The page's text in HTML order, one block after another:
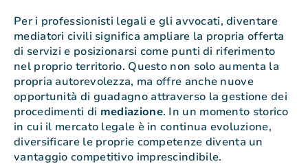
Per i professionisti legali e gli avvocati, diventare
mediatori civili significa ampliare la propria offerta
di servizi e posizionarsi come punti di riferimento
nel proprio territorio. Questo non solo aumenta la
propria autorevolezza, ma offre anche nuove
opportunità di guadagno attraverso la gestione dei
procedimenti di mediazione. In un momento storico
in cui il mercato legale è in continua evoluzione,
diversificare le proprie competenze diventa un
vantaggio competitivo imprescindibile.